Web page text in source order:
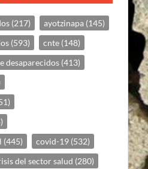
(217) ayotzinapa (145)
(593) cnte (148)
desaparecidos (413)
(445) covid-19 (532)
del sector salud (280)